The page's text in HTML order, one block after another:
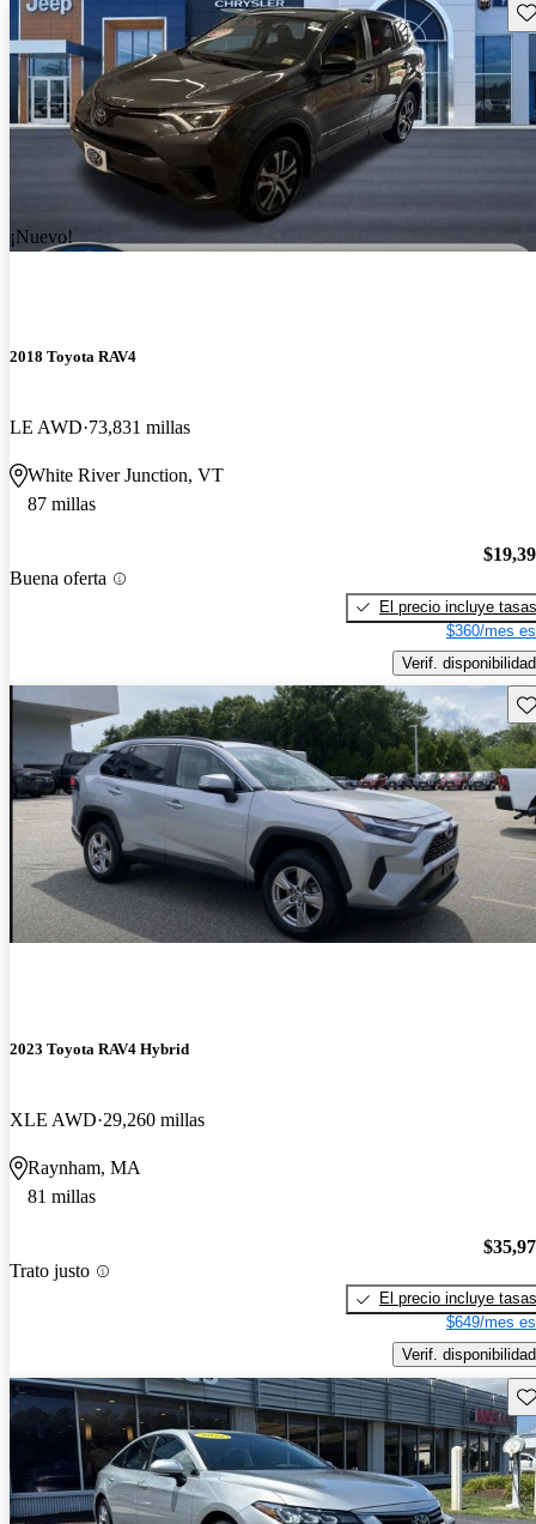
¡Nuevo!
2018 Toyota RAV4
LE AWD 73,831 millas
White River Junction, VT
87 millas
Buena oferta
El precio incluye tasas
$360/mes
Verif. disponibilidad
2023 Toyota RAV4 Hybrid
XLE AWD 29,260 millas
Raynham, MA
81 millas
Trato justo
El precio incluye tasas
$649/mes
Verif. disponibilidad